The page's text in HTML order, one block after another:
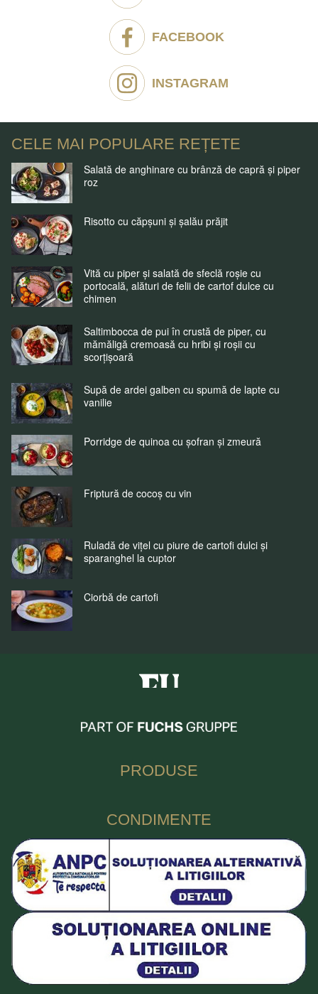
FACEBOOK
INSTAGRAM
CELE MAI POPULARE REȚETE
Salată de anghinare cu brânză de capră și piper
roz
Risotto cu căpșuni și șalău prăjit
Vită cu piper și salată de sfeclă roșie cu
portocală, alături de felii de cartof dulce cu
chimen
Saltimbocca de pui în crustă de piper, cu
mămăligă cremoasă cu hribi și roșii cu
scorțișoară
Supă de ardei galben cu spumă de lapte cu
vanilie
Porridge de quinoa cu șofran și zmeură
Friptură de cocoș cu vin
Ruladă de vițel cu piure de cartofi dulci și
sparanghel la cuptor
Ciorbă de cartofi
PRODUSE
CONDIMENTE